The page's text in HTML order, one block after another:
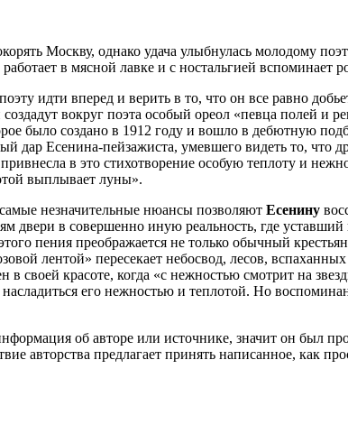
Москву, однако удача улыбнулась молодому
в мясной лавке и с ностальгией вспоминает
идти вперед и верить в то, что он все равно
вокруг поэта особый ореол «певца полей и
было создано в 1912 году и вошло в дебютную
дар Есенина-пейзажиста, умевшего видеть то, что
в это стихотворение особую теплоту и
выплывает луны».
незначительные нюансы позволяют Есенину
в совершенно иную реальность, где уставший
пения преображается не только обычный
лентой» пересекает небосвод, лесов,
в своей красоте, когда «с нежностью смотрит на
его нежностью и теплотой. Но
об авторе или источнике, значит он был
авторства предлагает принять написанное,